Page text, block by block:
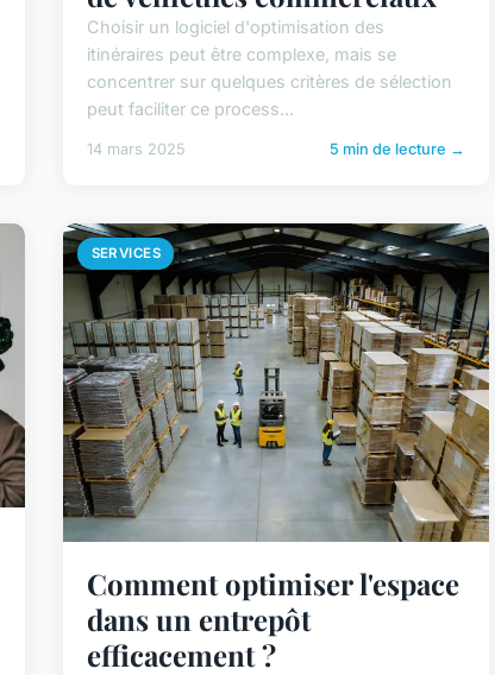
Choisir un logiciel d'optimisation des
itinéraires peut être complexe, mais se
concentrer sur quelques critères de sélection
peut faciliter ce process...
14 mars 2025 5 min de lecture →
SERVICES
Comment optimiser l'espace
dans un entrepôt
efficacement ?